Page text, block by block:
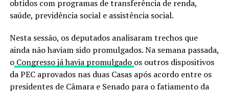
obtidos com programas de transferência de renda,
saúde, previdência social e assistência social.
Nesta sessão, os deputados analisaram trechos que
ainda não haviam sido promulgados. Na semana passada,
oCongresso já havia promulgado os outros dispositivos
da PEC aprovados nas duas Casas após acordo entre os
presidentes de Câmara e Senado para o fatiamento da